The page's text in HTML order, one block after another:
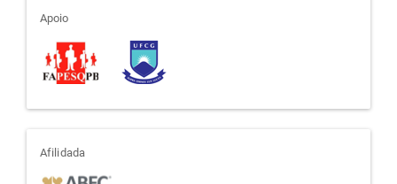
apoio
Apoio
afiliada
Afilidada